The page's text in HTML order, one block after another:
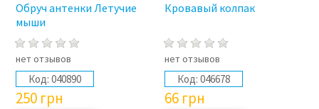
Обруч антенки Летучие
мыши
нет отзывов
Код: 040890
250 грн
Кровавый колпак
нет отзывов
Код: 046678
66 грн